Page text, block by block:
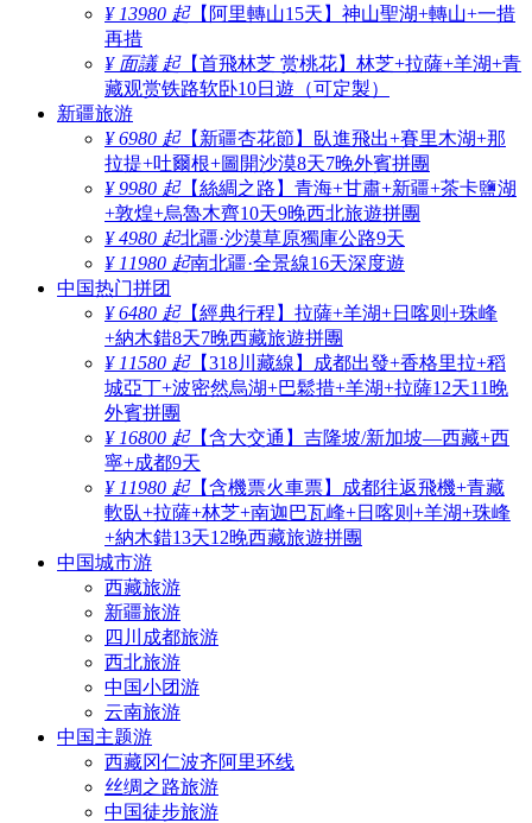
¥ 13980 起【阿里轉山15天】神山聖湖+轉山+一措
再措
¥ 面議 起【首飛林芝 赏桃花】林芝+拉薩+羊湖+青
藏观赏铁路软卧10日遊（可定製）
新疆旅游
¥ 6980 起【新疆杏花節】臥進飛出+賽里木湖+那
拉提+吐爾根+圖開沙漠8天7晚外賓拼團
¥ 9980 起【絲綢之路】青海+甘肅+新疆+茶卡鹽湖
+敦煌+烏魯木齊10天9晚西北旅遊拼團
¥ 4980 起北疆·沙漠草原獨庫公路9天
¥ 11980 起南北疆·全景線16天深度遊
中国热门拼团
¥ 6480 起【經典行程】拉薩+羊湖+日喀则+珠峰
+納木錯8天7晚西藏旅遊拼團
¥ 11580 起【318川藏線】成都出發+香格里拉+稻
城亞丁+波密然烏湖+巴鬆措+羊湖+拉薩12天11晚
外賓拼團
¥ 16800 起【含大交通】吉隆坡/新加坡—西藏+西
寧+成都9天
¥ 11980 起【含機票火車票】成都往返飛機+青藏
軟臥+拉薩+林芝+南迦巴瓦峰+日喀则+羊湖+珠峰
+納木錯13天12晚西藏旅遊拼團
中国城市游
西藏旅游
新疆旅游
四川成都旅游
西北旅游
中国小团游
云南旅游
中国主题游
西藏冈仁波齐阿里环线
丝绸之路旅游
中国徒步旅游